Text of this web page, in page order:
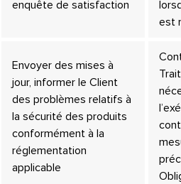
enquête de satisfaction
est
Envoyer des mises à
jour, informer le Client
des problèmes relatifs à
la sécurité des produits
conformément à la
réglementation
applicable